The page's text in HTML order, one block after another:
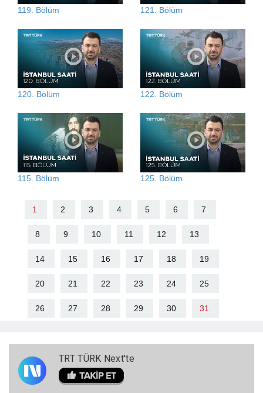
119. Bölüm 121. Bölüm
120. Bölüm 122. Bölüm
115. Bölüm 125. Bölüm
1 2 3 4 5 6 7
8 9 10 11 12 13
14 15 16 17 18 19
20 21 22 23 24 25
26 27 28 29 30 31
TRT TÜRK Next'te